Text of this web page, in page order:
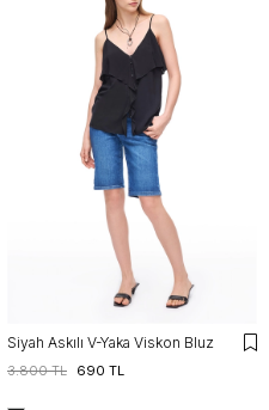
Siyah Askılı V-Yaka Viskon Bluz
690 TL
3.800 TL